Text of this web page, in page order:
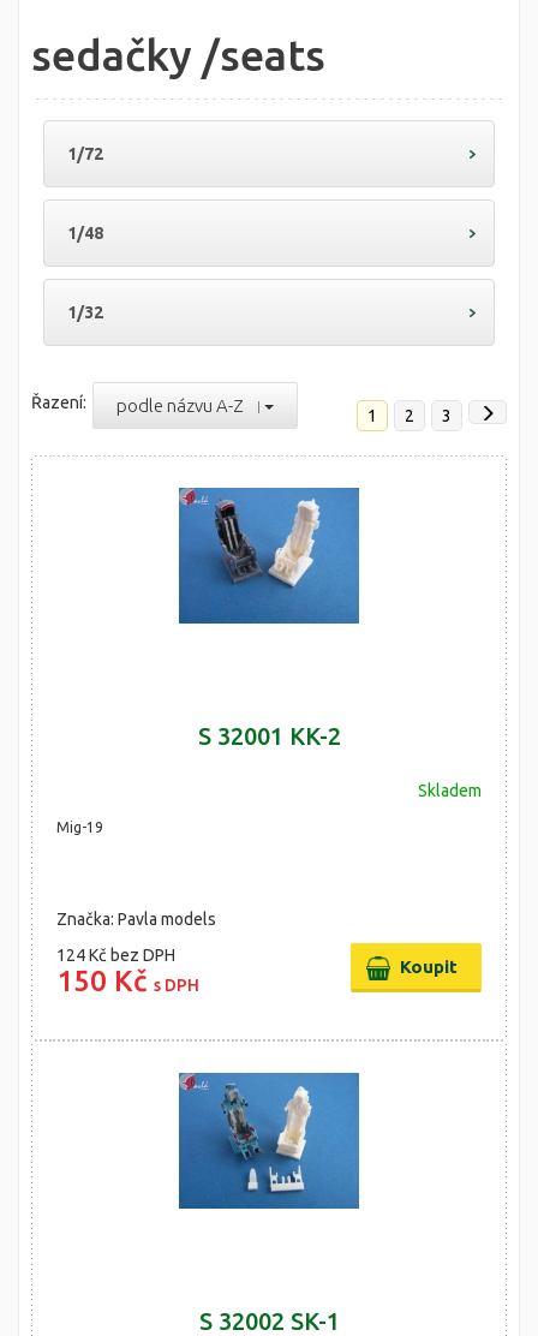
sedačky /seats
1/72
1/48
1/32
Řazení: podle názvu A-Z 1 2 3
S 32001 KK-2
Skladem
Mig-19
Značka: Pavla models
124 Kč bez DPH
150 Kč s DPH
S 32002 SK-1